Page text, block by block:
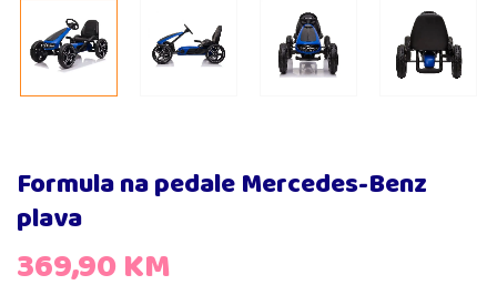
Formula na pedale Mercedes-Benz
plava
369,90KM